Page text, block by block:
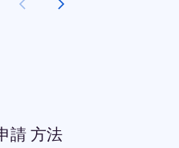
請 方法